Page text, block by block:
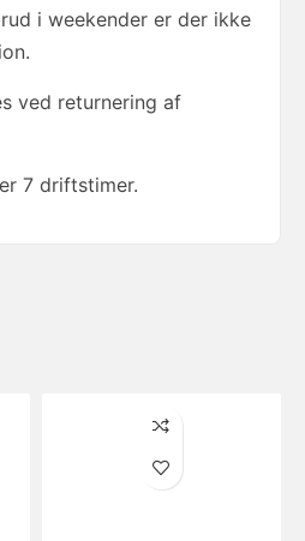
i weekender er der ikke
ved returnering af
7 driftstimer.